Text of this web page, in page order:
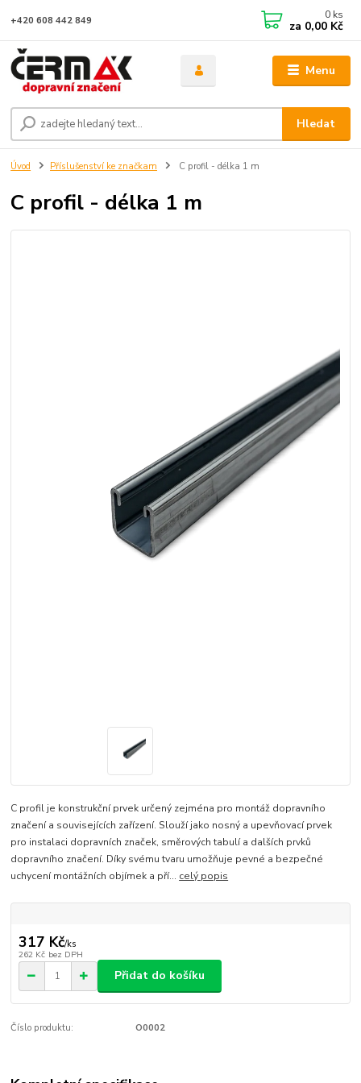
Menu
Hledat
+420 608 442 849 0 ks
za 0,00 Kč
Úvod Příslušenství ke značkam C profil - délka 1 m
C profil - délka 1 m
C profil je konstrukční prvek určený zejména pro montáž dopravního
značení a souvisejících zařízení. Slouží jako nosný a upevňovací prvek
pro instalaci dopravních značek, směrových tabulí a dalších prvků
dopravního značení. Díky svému tvaru umožňuje pevné a bezpečné
uchycení montážních objímek a pří... celý popis
317 Kč/ks
262 Kč bez DPH
Přidat do košíku
Číslo produktu: O0002